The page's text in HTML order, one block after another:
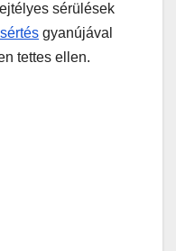
sérülések
gyanújával
tettes ellen.